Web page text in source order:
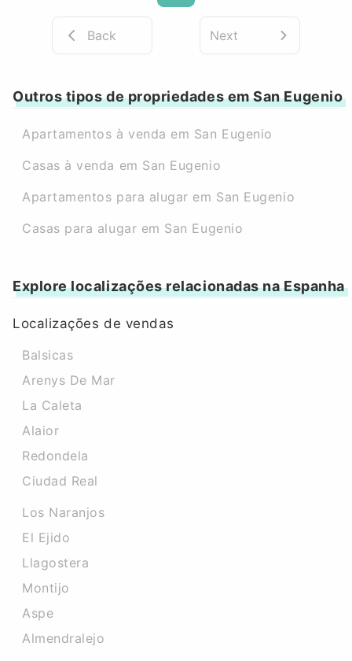
Back Next
Outros tipos de propriedades em San Eugenio
Apartamentos à venda em San Eugenio
Casas à venda em San Eugenio
Apartamentos para alugar em San Eugenio
Casas para alugar em San Eugenio
Explore localizações relacionadas na Espanha
Localizações de vendas
Balsicas
Arenys De Mar
La Caleta
Alaior
Redondela
Ciudad Real
Los Naranjos
El Ejido
Llagostera
Montijo
Aspe
Almendralejo